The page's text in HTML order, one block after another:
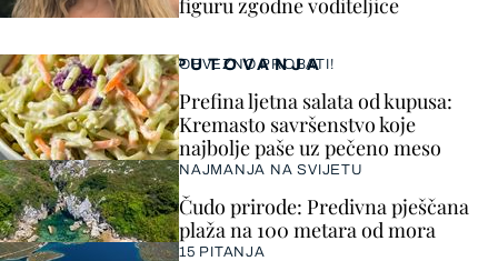
figuru zgodne voditeljice
PUTOVANJA
OBVEZNO PROBATI!
Prefina ljetna salata od kupusa:
Kremasto savršenstvo koje
najbolje paše uz pečeno meso
NAJMANJA NA SVIJETU
Čudo prirode: Predivna pješčana
plaža na 100 metara od mora
15 PITANJA